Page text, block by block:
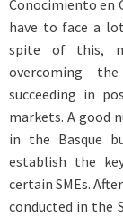
Conocimiento en
have to face a
spite of this,
overcoming
succeeding in
markets. A good
in the Basque
establish the
certain SMEs.
conducted in the